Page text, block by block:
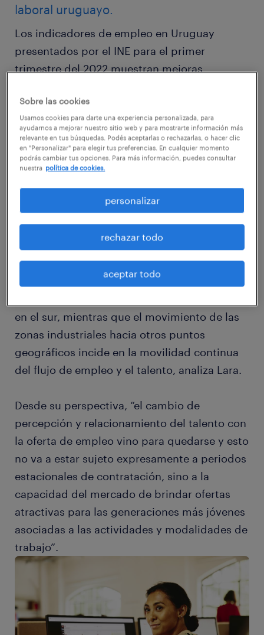
laboral uruguayo.
Los indicadores de empleo en Uruguay
presentados por el INE para el primer
trimestre del 2022 muestran mejoras
tasa de empleo alcanzó el 56,9%, y el
desempleo se situó en el 7,7%. En entrevista
con Crónicas, Juan Pablo Lara, Director de
Randstad Uruguay, aportó su visión sobre
estos datos, señalando que el mercado
laboral uruguayo está “en un momento de
recuperación genuina”.
Si bien la tendencia es hacia la estabilidad,
persisten diferencias entre las distintas zonas
del país y a la interna de cada departamento.
en el sur, mientras que el movimiento de las
zonas industriales hacia otros puntos
geográficos incide en la movilidad continua
del flujo de empleo y el talento, analiza Lara.
Desde su perspectiva, “el cambio de
percepción y relacionamiento del talento con
la oferta de empleo vino para quedarse y esto
no va a estar sujeto expresamente a periodos
estacionales de contratación, sino a la
capacidad del mercado de brindar ofertas
atractivas para las generaciones más jóvenes
asociadas a las actividades y modalidades de
trabajo”.
Sobre las cookies
Usamos cookies para darte una experiencia personalizada, para
ayudarnos a mejorar nuestro sitio web y para mostrarte información más
relevante en tus búsquedas. Podés aceptarlas o rechazarlas, o hacer clic
en "Personalizar" para elegir tus preferencias. En cualquier momento
podrás cambiar tus opciones. Para más información, puedes consultar
nuestra política de cookies.
personalizar
rechazar todo
aceptar todo